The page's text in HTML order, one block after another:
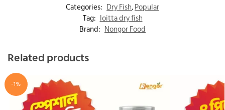
Categories: Dry Fish,Popular
Tag: loitta dry fish
Brand: Nongor Food
Related products
-1%